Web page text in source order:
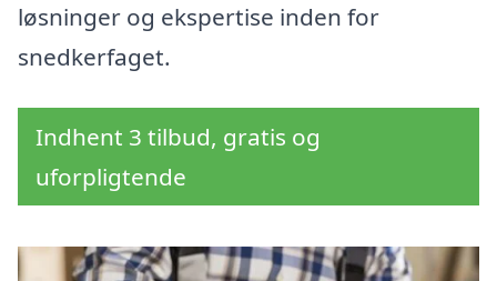
løsninger og ekspertise inden for
snedkerfaget.
Indhent 3 tilbud, gratis og
uforpligtende